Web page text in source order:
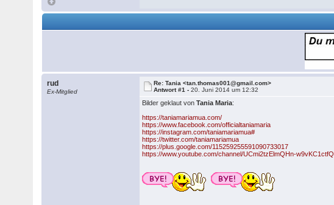
rud
Ex-Mitglied
Re: Tania <tan.thomas001@gmail.com>
Antwort #1 -20. Juni 2014 um 12:32
Bilder geklaut vonTania Maria:
https://taniamariamua.com/
https://www.facebook.com/officialtaniamaria
https://instagram.com/taniamariamua#
https://twitter.com/taniamariamua
https://plus.google.com/115259255591090733017
https://www.youtube.com/channel/UCmi2tzElmQHn-w9vKC1ctfQ